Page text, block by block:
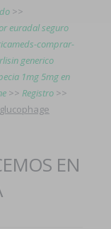
>>
euradal seguro
comprar-
generico
1mg 5mg en
>> Registro >>
EN